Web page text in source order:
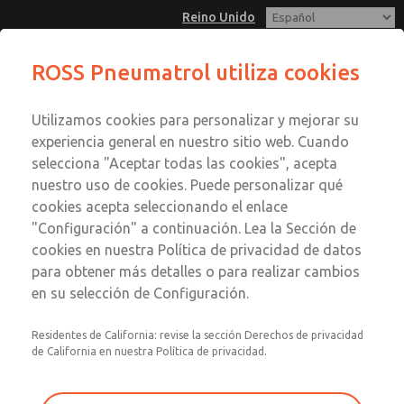
Reino Unido
Cuenta
Registrarse
Inscribirse
Serie E13A-B, válvula solenoide
de 1/4" y 3/2 funciones
Compatible con todos los solenoides para áreas seguras y
peligrosas. Opciones de materiales: aluminio, acero
1/4" y 3/2 funciones
ROSS Pneumatrol utiliza cookies
Utilizamos cookies para personalizar y mejorar su
experiencia general en nuestro sitio web. Cuando
selecciona "Aceptar todas las cookies", acepta
nuestro uso de cookies. Puede personalizar qué
cookies acepta seleccionando el enlace
"Configuración" a continuación. Lea la Sección de
cookies en nuestra Política de privacidad de datos
para obtener más detalles o para realizar cambios
en su selección de Configuración.
Residentes de California: revise la sección Derechos de privacidad
de California en nuestra Política de privacidad.